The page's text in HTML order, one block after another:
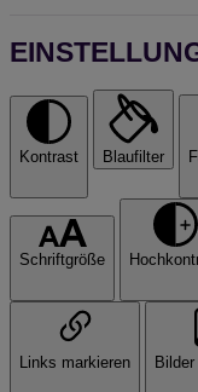
Kontrast Blaufilter
Schriftgröße
Links markieren